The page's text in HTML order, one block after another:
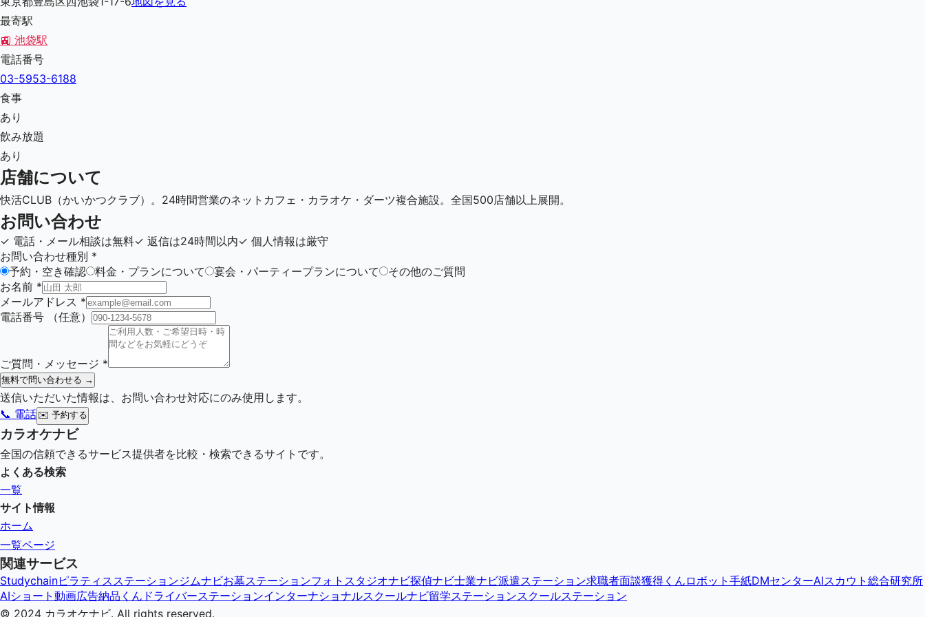
最寄駅
🚉 池袋駅
電話番号
03-5953-6188
食事
あり
飲み放題
あり
店舗について
快活CLUB（かいかつクラブ）。24時間営業のネットカフェ・カラオケ・ダーツ複合施設。全国500店舗以上展開。
お問い合わせ
✓ 電話・メール相談は無料✓ 返信は24時間以内✓ 個人情報は厳守
お問い合わせ種別 *
予約・空き確認
料金・プランについて 宴会・パーティープランについて
その他のご質問
お名前 *
メールアドレス *
電話番号
（任意）
ご質問・メッセージ *
無料で問い合わせる →
送信いただいた情報は、お問い合わせ対応にのみ使用します。
📞 電話 ✉️ 予約する
カラオケナビ
全国の信頼できるサービス提供者を比較・検索できるサイトです。
よくある検索
一覧
サイト情報
ホーム
一覧ページ
関連サービス
Studychainピラティスステーションジムナビお墓ステーションフォトスタジオナビ探偵ナビ士業ナビ派遣ステーション求職者面談獲得くん ロボット手紙DMセンターAIスカウト総合研究所
AIショート動画広告納品くん ドライバーステーションインターナショナルスクールナビ留学ステーションスクールステーション
© 2024 カラオケナビ. All rights reserved.